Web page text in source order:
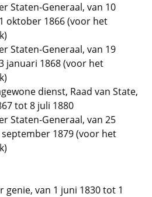
Staten-Generaal, van 10
oktober 1866 (voor het
Staten-Generaal, van 19
januari 1868 (voor het
dienst, Raad van State,
tot 8 juli 1880
Staten-Generaal, van 25
1879 (voor het
van 1 juni 1830 tot 1